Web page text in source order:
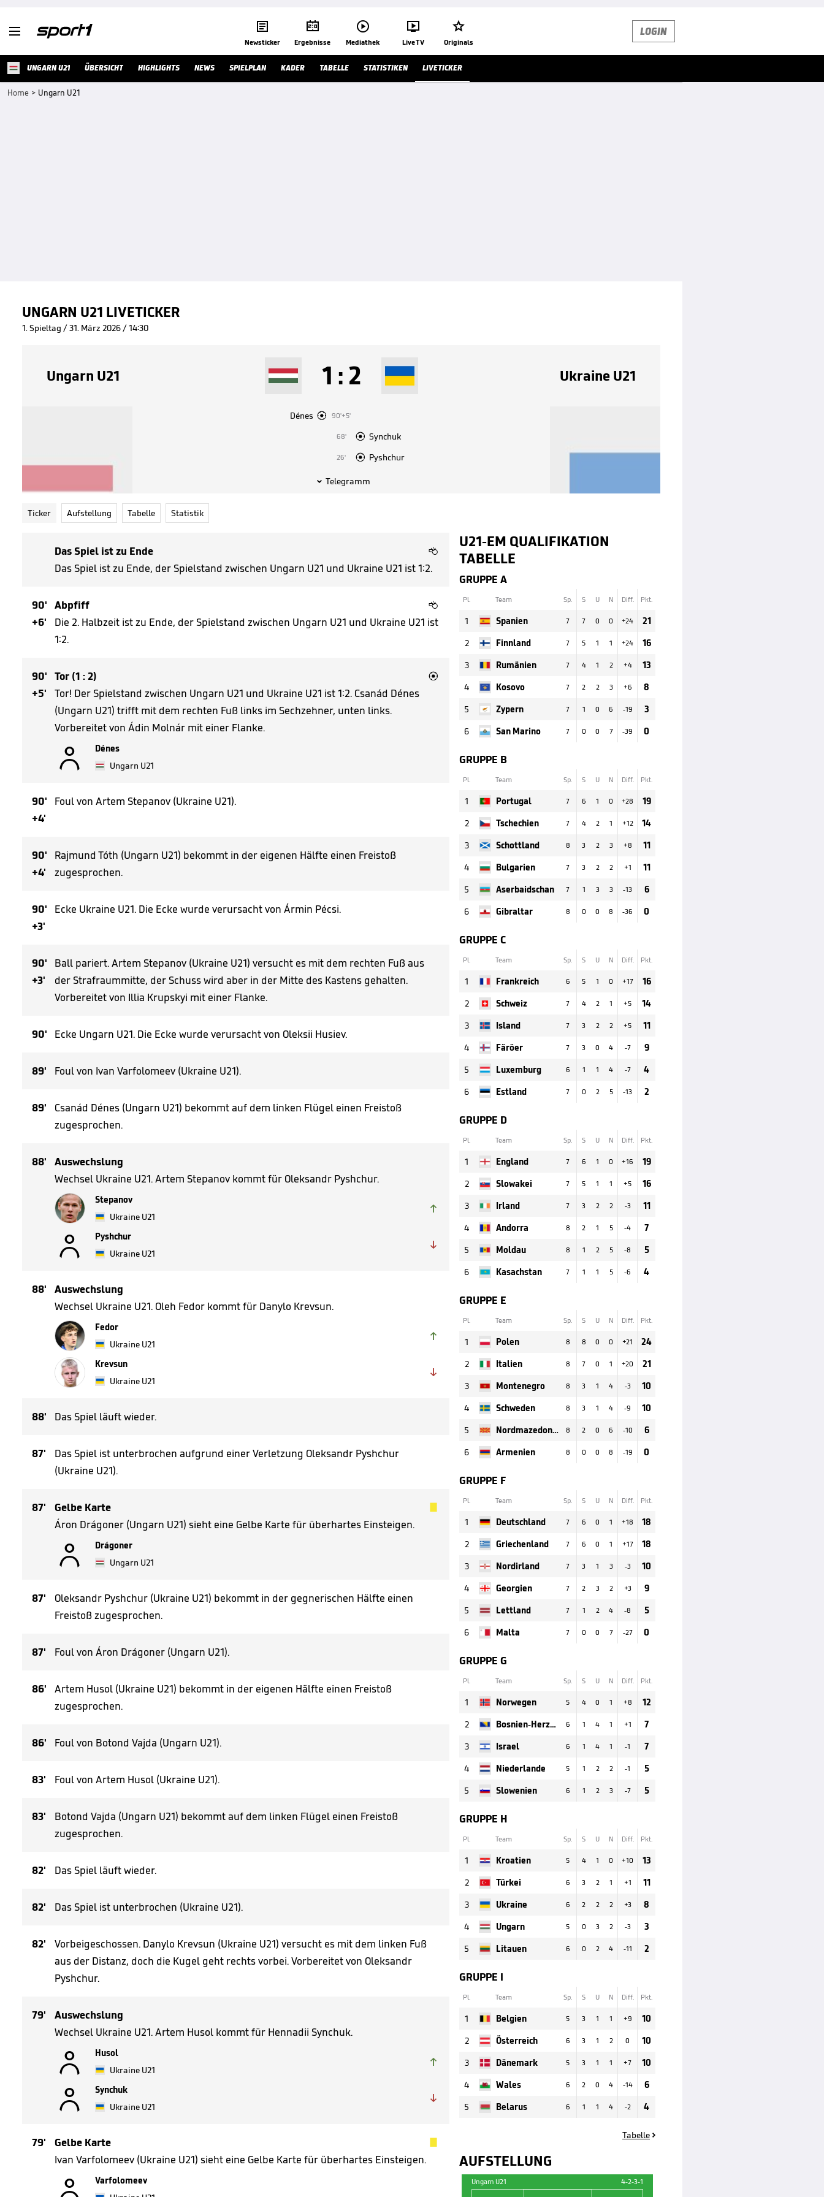
 
Newsticker

Ergebnisse

Mediathek

Live TV

Originals
LOGIN
UNGARN U21 ÜBERSICHT HIGHLIGHTS NEWS SPIELPLAN KADER TABELLE STATISTIKEN LIVETICKER
Home > Ungarn U21
UNGARN U21 LIVETICKER
1. Spieltag / 31. März 2026 / 14:30
Ungarn U21 1 :2 Ukraine U21
Dénes  90'+5'
Synchuk

68'
Pyshchur

26'
 Telegramm
Ticker Aufstellung Tabelle Statistik
Das Spiel ist zu Ende 
Das Spiel ist zu Ende, der Spielstand zwischen Ungarn U21 und Ukraine U21 ist 1:2.
90'
+6'
Abpfiff 
Die 2. Halbzeit ist zu Ende, der Spielstand zwischen Ungarn U21 und Ukraine U21 ist
1:2.
90'
+5'
Tor (1 : 2) 
Tor! Der Spielstand zwischen Ungarn U21 und Ukraine U21 ist 1:2. Csanád Dénes
(Ungarn U21) trifft mit dem rechten Fuß links im Sechzehner, unten links.
Vorbereitet von Ádin Molnár mit einer Flanke.

Dénes
Ungarn U21
90'
+4'
Foul von Artem Stepanov (Ukraine U21).
90'
+4'
Rajmund Tóth (Ungarn U21) bekommt in der eigenen Hälfte einen Freistoß
zugesprochen.
90'
+3'
Ecke Ukraine U21. Die Ecke wurde verursacht von Ármin Pécsi.
90'
+3'
Ball pariert. Artem Stepanov (Ukraine U21) versucht es mit dem rechten Fuß aus
der Strafraummitte, der Schuss wird aber in der Mitte des Kastens gehalten.
Vorbereitet von Illia Krupskyi mit einer Flanke.
90' Ecke Ungarn U21. Die Ecke wurde verursacht von Oleksii Husiev.
89' Foul von Ivan Varfolomeev (Ukraine U21).
89'
Csanád Dénes (Ungarn U21) bekommt auf dem linken Flügel einen Freistoß
zugesprochen.
88'
Auswechslung
Wechsel Ukraine U21. Artem Stepanov kommt für Oleksandr Pyshchur.
Stepanov
Ukraine U21


Pyshchur
Ukraine U21

88'
Auswechslung
Wechsel Ukraine U21. Oleh Fedor kommt für Danylo Krevsun.
Fedor
Ukraine U21

Krevsun
Ukraine U21

88' Das Spiel läuft wieder.
87'
Das Spiel ist unterbrochen aufgrund einer Verletzung Oleksandr Pyshchur
(Ukraine U21).
87' Gelbe Karte
Áron Drágoner (Ungarn U21) sieht eine Gelbe Karte für überhartes Einsteigen.

Drágoner
Ungarn U21
87'
Oleksandr Pyshchur (Ukraine U21) bekommt in der gegnerischen Hälfte einen
Freistoß zugesprochen.
87' Foul von Áron Drágoner (Ungarn U21).
86'
Artem Husol (Ukraine U21) bekommt in der eigenen Hälfte einen Freistoß
zugesprochen.
86' Foul von Botond Vajda (Ungarn U21).
83' Foul von Artem Husol (Ukraine U21).
83'
Botond Vajda (Ungarn U21) bekommt auf dem linken Flügel einen Freistoß
zugesprochen.
82' Das Spiel läuft wieder.
82' Das Spiel ist unterbrochen (Ukraine U21).
82'
Vorbeigeschossen. Danylo Krevsun (Ukraine U21) versucht es mit dem linken Fuß
aus der Distanz, doch die Kugel geht rechts vorbei. Vorbereitet von Oleksandr
Pyshchur.
79'
Auswechslung
Wechsel Ukraine U21. Artem Husol kommt für Hennadii Synchuk.

Husol
Ukraine U21


Synchuk
Ukraine U21

79' Gelbe Karte
Ivan Varfolomeev (Ukraine U21) sieht eine Gelbe Karte für überhartes Einsteigen.

Varfolomeev
U21-EM QUALIFIKATION
TABELLE
GRUPPE A
Pl. Team Sp. S U N Diff. Pkt.
1 Spanien 7 7 0 0 +24
21
2
Finnland 7 5 1 1 +24
16
3
Rumänien 7 4 1 2 +4
13
4
Kosovo 7 2 2 3 +6
8
5
Zypern 7 1 0 6 -19
3
6
San Marino 7 0 0 7 -39 0
GRUPPE B
Pl. Team Sp. S U N Diff. Pkt.
1 Portugal 7 6 1 0 +28
19
2
Tschechien 7 4 2 1 +12
14
3
Schottland 8 3 2 3 +8
11
4
Bulgarien 7 3 2 2 +1
11
5
Aserbaidschan 7 1 3 3 -13
6
6
Gibraltar 8 0 0 8 -36 0
GRUPPE C
Pl. Team Sp. S U N Diff. Pkt.
1 Frankreich 6 5 1 0 +17
16
2
Schweiz 7 4 2 1 +5
14
3
Island 7 3 2 2 +5
11
4
Färöer 7 3 0 4 -7
9
5
Luxemburg 6 1 1 4 -7
4
6
Estland 7 0 2 5 -13 2
GRUPPE D
Pl. Team Sp. S U N Diff. Pkt.
1 England 7 6 1 0 +16
19
2
Slowakei 7 5 1 1 +5
16
3
Irland 7 3 2 2 -3
11
4
Andorra 8 2 1 5 -4
7
5
Moldau 8 1 2 5 -8
5
6
Kasachstan 7 1 1 5 -6 4
GRUPPE E
Pl. Team Sp. S U N Diff. Pkt.
1 Polen 8 8 0 0 +21
24
2
Italien 8 7 0 1 +20
21
3
Montenegro 8 3 1 4 -3
10
4
Schweden 8 3 1 4 -9
10
5
Nordmazedonien 8 2 0 6 -10
6
6
Armenien 8 0 0 8 -19 0
GRUPPE F
Pl. Team Sp. S U N Diff. Pkt.
1 Deutschland 7 6 0 1 +18
18
2
Griechenland 7 6 0 1 +17
18
3
Nordirland 7 3 1 3 -3
10
4
Georgien 7 2 3 2 +3
9
5
Lettland 7 1 2 4 -8
5
6
Malta 7 0 0 7 -27 0
GRUPPE G
Pl. Team Sp. S U N Diff. Pkt.
1 Norwegen 5 4 0 1 +8
12
2
Bosnien-Herzegowina 6 1 4 1 +1
7
3
Israel 6 1 4 1 -1
7
4
Niederlande 5 1 2 2 -1
5
5
Slowenien 6 1 2 3 -7 5
GRUPPE H
Pl. Team Sp. S U N Diff. Pkt.
1 Kroatien 5 4 1 0 +10
13
2
Türkei 6 3 2 1 +1
11
3
Ukraine 6 2 2 2 +3
8
4
Ungarn 5 0 3 2 -3
3
5
Litauen 6 0 2 4 -11 2
GRUPPE I
Pl. Team Sp. S U N Diff. Pkt.
1 Belgien 5 3 1 1 +9
10
2
Österreich 6 3 1 2 0
10
3
Dänemark 5 3 1 1 +7
10
4
Wales 6 2 0 4 -14
6
5
Belarus 6 1 1 4 -2 4
Tabelle 
AUFSTELLUNG
Ungarn U21 4-2-3-1